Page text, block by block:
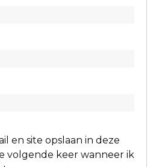
en site opslaan in deze
volgende keer wanneer ik